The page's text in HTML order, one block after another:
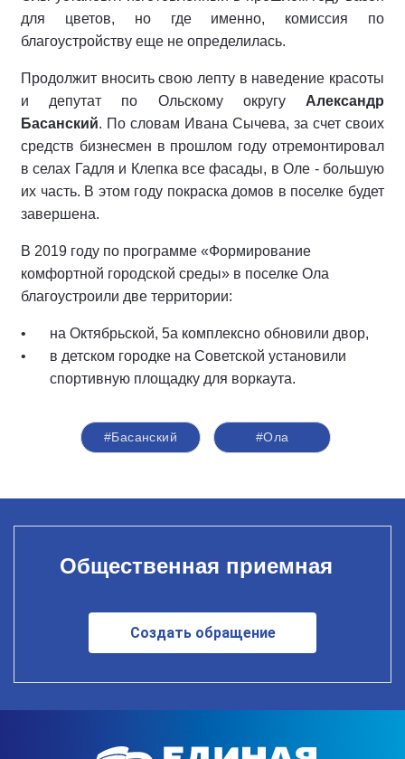
для цветов, но где именно, комиссия по
благоустройству еще не определилась.
Продолжит вносить свою лепту в наведение красоты
и депутат по Ольскому округу Александр
Басанский. По словам Ивана Сычева, за счет своих
средств бизнесмен в прошлом году отремонтировал
в селах Гадля и Клепка все фасады, в Оле - большую
их часть. В этом году покраска домов в поселке будет
завершена.
В 2019 году по программе «Формирование
комфортной городской среды» в поселке Ола
благоустроили две территории:
на Октябрьской, 5а комплексно обновили двор,
в детском городке на Советской установили
спортивную площадку для воркаута.
#Басанский #Ола
Общественная приемная
Создать обращение